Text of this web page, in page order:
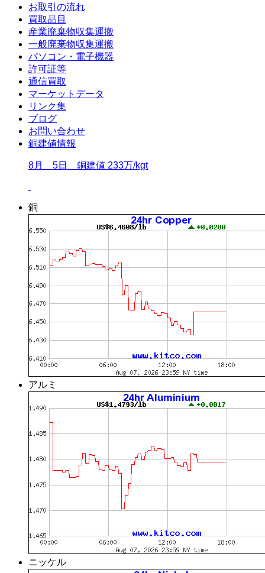
お取引の流れ
買取品目
産業廃棄物収集運搬
一般廃棄物収集運搬
パソコン・電子機器
許可証等
通信買取
マーケットデータ
リンク集
ブログ
お問い合わせ
銅建値情報
8月 5日 銅建値 233万/kgt
銅
アルミ
ニッケル